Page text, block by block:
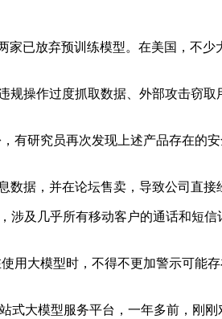
已放弃预训练模型。在美国，不少
操作过度抓取数据、外部攻击窃取
研究员再次发现上述产品存在的安
据，并在论坛售卖，导致公司直接
及几乎所有移动客户的通话和短信
大模型时，不得不更加警示可能
大模型服务平台，一年多前，刚刚